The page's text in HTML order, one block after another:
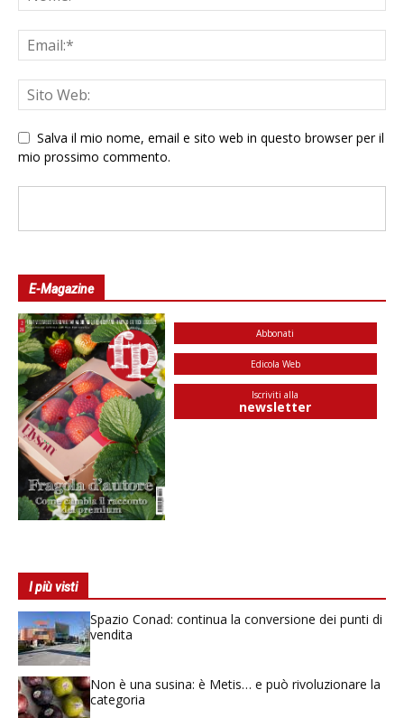
Salva il mio nome, email e sito web in questo browser per il
mio prossimo commento.
E-Magazine
Abbonati
Edicola Web
Iscriviti alla
newsletter
I più visti
Spazio Conad: continua la conversione dei punti di
vendita
Non è una susina: è Metis… e può rivoluzionare la
categoria